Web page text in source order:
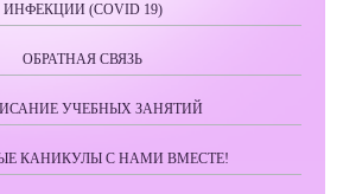
ИНФЕКЦИИ (COVID 19)
ОБРАТНАЯ СВЯЗЬ
УЧЕБНЫХ ЗАНЯТИЙ
КАНИКУЛЫ С НАМИ ВМЕСТЕ!